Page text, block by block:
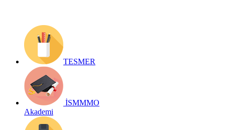
TESMER
İSMMMO
Akademi